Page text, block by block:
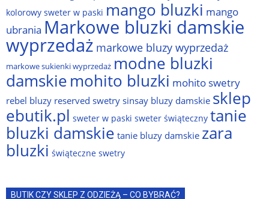
kolorowy sweter w paski mango bluzki mango
ubrania Markowe bluzki damskie
wyprzedaż markowe bluzy wyprzedaż
markowe sukienki wyprzedaż modne bluzki
damskiemohito bluzki mohito swetry
rebel bluzy reserved swetrysinsay bluzy damskie sklep
ebutik.pl sweter w paski sweter świąteczny tanie
bluzki damskie tanie bluzy damskie zara
bluzki świąteczne swetry
BUTIK CZY SKLEP Z ODZIEŻĄ – CO BYBRAĆ?